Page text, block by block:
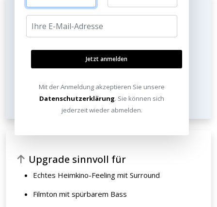
Reicht aus für
Filmabende ohne Nachbarn zu stören
Präsentationen
Upgrade sinnvoll für
Echtes Heimkino-Feeling mit Surround
Filmton mit spürbarem Bass
Jetzt anmelden
Mit der Anmeldung akzeptieren Sie unsere
Datenschutzerklärung. Sie können sich
jederzeit wieder abmelden.